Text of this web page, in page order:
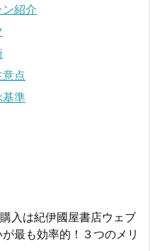
紹介
意点
基準
入は紀伊國屋書店ウェブ
最も効率的！３つのメリ